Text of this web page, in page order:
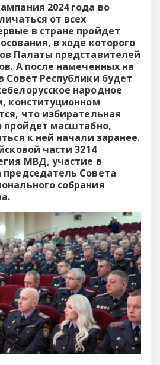
2024 года во
от всех
в стране пройдет
в ходе которого
Палаты представителей
А после намеченных на
Совет Республики будет
народное
конституционном
что избирательная
пройдет масштабно,
к ней начали заранее.
части 3214
МВД, участие в
председатель Совета
собрания